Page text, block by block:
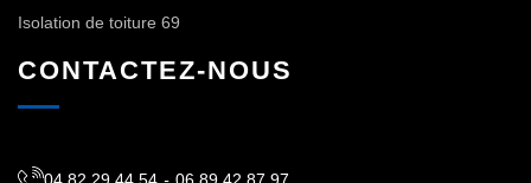
Isolation de toiture 69
CONTACTEZ-NOUS
04 82 29 44 54 - 06 89 42 87 97